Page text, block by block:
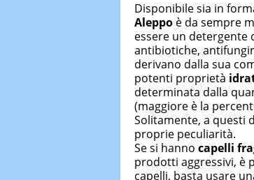
Disponibile sia in
Aleppo è da sempre
essere un detergente
antibiotiche,
derivano dalla sua
potenti proprietà
determinata dalla
(maggiore è la
Solitamente, a questi
proprie peculiarità.
Se si hanno capelli
prodotti aggressivi, è
capelli, basta usare